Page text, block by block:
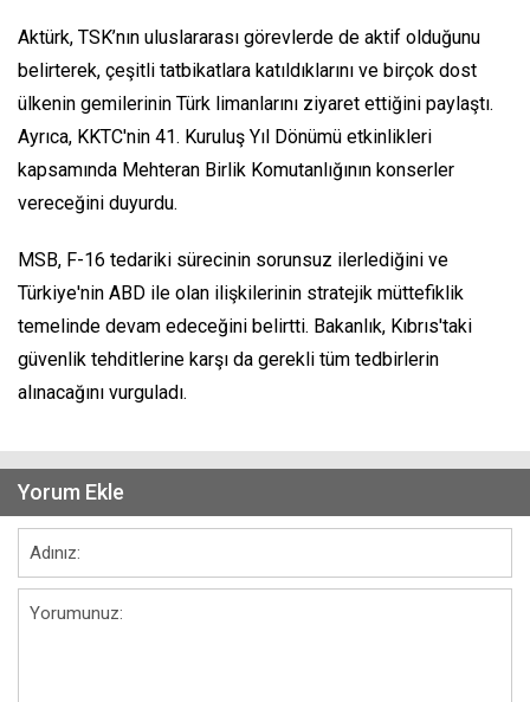
Aktürk, TSK’nın uluslararası görevlerde de aktif olduğunu
belirterek, çeşitli tatbikatlara katıldıklarını ve birçok dost
ülkenin gemilerinin Türk limanlarını ziyaret ettiğini paylaştı.
Ayrıca, KKTC'nin 41. Kuruluş Yıl Dönümü etkinlikleri
kapsamında Mehteran Birlik Komutanlığının konserler
vereceğini duyurdu.
MSB, F-16 tedariki sürecinin sorunsuz ilerlediğini ve
Türkiye'nin ABD ile olan ilişkilerinin stratejik müttefiklik
temelinde devam edeceğini belirtti. Bakanlık, Kıbrıs'taki
güvenlik tehditlerine karşı da gerekli tüm tedbirlerin
alınacağını vurguladı.
Yorum Ekle